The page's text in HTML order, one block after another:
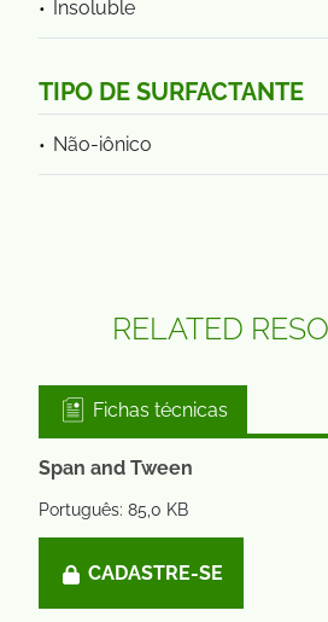
Insoluble
TIPO DE SURFACTANTE
Não-iônico
RELATED
Fichas técnicas
Span and Tween
Português: 85,0 KB
CADASTRE-SE